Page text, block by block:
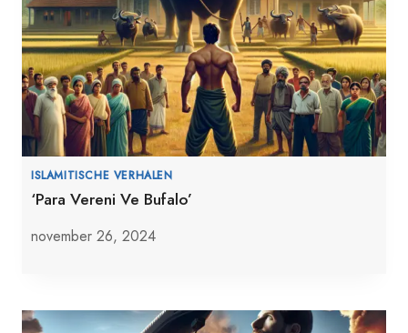
ISLAMITISCHE VERHALEN
‘Para Vereni Ve Bufalo’
november 26, 2024